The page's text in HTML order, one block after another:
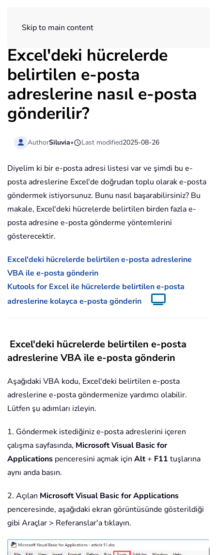
Skip to main content
Excel'deki hücrelerde
belirtilen e-posta
adreslerine nasıl e-posta
gönderilir?
AuthorSiluvia• Last modified2025-08-26
Diyelim ki bir e-posta adresi listesi var ve şimdi bu e-
posta adreslerine Excel'de doğrudan toplu olarak e-posta
göndermek istiyorsunuz. Bunu nasıl başarabilirsiniz? Bu
makale, Excel'deki hücrelerde belirtilen birden fazla e-
posta adresine e-posta gönderme yöntemlerini
gösterecektir.
Excel'deki hücrelerde belirtilen e-posta adreslerine
VBA ile e-posta gönderin
Kutools for Excel ile hücrelerde belirtilen e-posta
adreslerine kolayca e-posta gönderin
Excel'deki hücrelerde belirtilen e-posta
adreslerine VBA ile e-posta gönderin
Aşağıdaki VBA kodu, Excel'deki belirtilen e-posta
adreslerine e-posta göndermenize yardımcı olabilir.
Lütfen şu adımları izleyin.
1. Göndermek istediğiniz e-posta adreslerini içeren
çalışma sayfasında, Microsoft Visual Basic for
Applications penceresini açmak için Alt+ F11 tuşlarına
aynı anda basın.
2. Açılan Microsoft Visual Basic for Applications
penceresinde, aşağıdaki ekran görüntüsünde gösterildiği
gibi Araçlar > Referanslar'a tıklayın.